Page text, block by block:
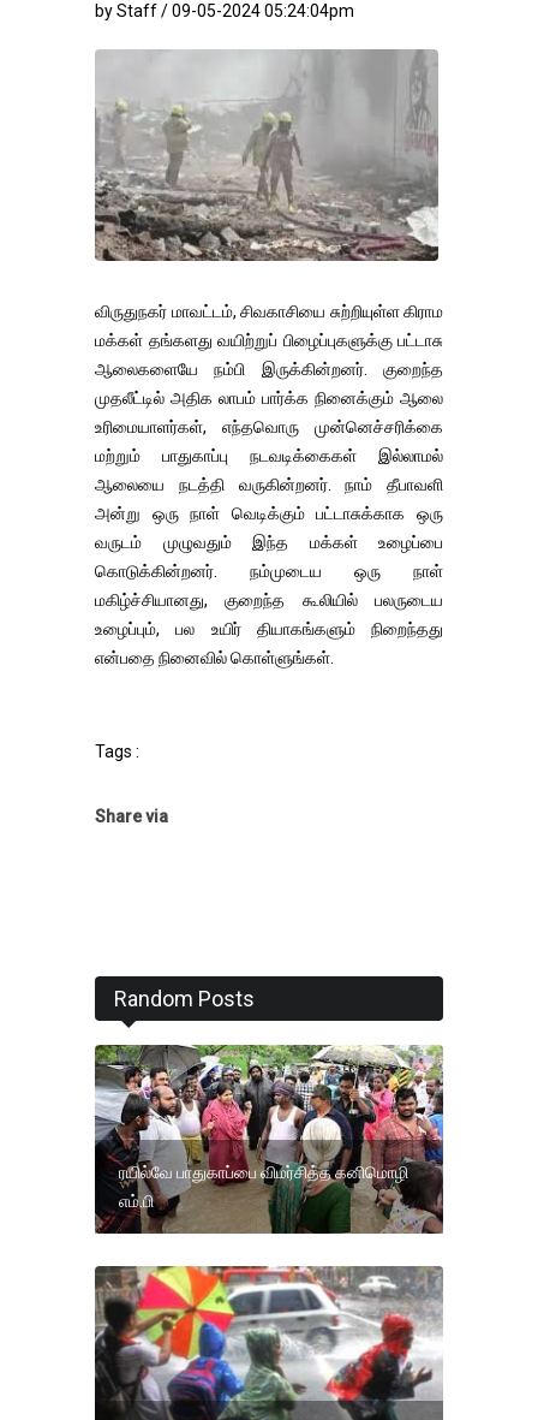
by Staff / 09-05-2024 05:24:04pm
விருதுநகர் மாவட்டம், சிவகாசியை சுற்றியுள்ள கிராம
மக்கள் தங்களது வயிற்றுப் பிழைப்புகளுக்கு பட்டாசு
ஆலைகளையே நம்பி இருக்கின்றனர். குறைந்த
முதலீட்டில் அதிக லாபம் பார்க்க நினைக்கும் ஆலை
உரிமையாளர்கள், எந்தவொரு முன்னெச்சரிக்கை
மற்றும் பாதுகாப்பு நடவடிக்கைகள் இல்லாமல்
ஆலையை நடத்தி வருகின்றனர். நாம் தீபாவளி
அன்று ஒரு நாள் வெடிக்கும் பட்டாசுக்காக ஒரு
வருடம் முழுவதும் இந்த மக்கள் உழைப்பை
கொடுக்கின்றனர். நம்முடைய ஒரு நாள்
மகிழ்ச்சியானது, குறைந்த கூலியில் பலருடைய
உழைப்பும், பல உயிர் தியாகங்களும் நிறைந்தது
என்பதை நினைவில் கொள்ளுங்கள்.
Tags :
Share via
Random Posts
ரயில்வே பாதுகாப்பை விமர்சித்த கனிமொழி
எம்.பி